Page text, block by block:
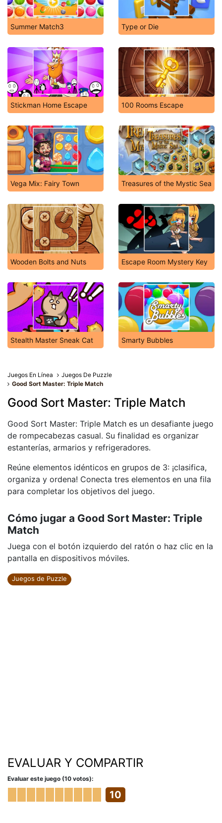
Summer Match3 Type or Die
Stickman Home Escape 100 Rooms Escape
Vega Mix: Fairy Town Treasures of the Mystic Sea
Wooden Bolts and Nuts Escape Room Mystery Key
Stealth Master Sneak Cat Smarty Bubbles
Juegos En Línea
Juegos De Puzzle
Good Sort Master: Triple Match
Good Sort Master: Triple Match
Good Sort Master: Triple Match es un desafiante juego
de rompecabezas casual. Su finalidad es organizar
estanterías, armarios y refrigeradores.
Reúne elementos idénticos en grupos de 3: ¡clasifica,
organiza y ordena! Conecta tres elementos en una fila
para completar los objetivos del juego.
Cómo jugar a Good Sort Master: Triple
Match
Juega con el botón izquierdo del ratón o haz clic en la
pantalla en dispositivos móviles.
Juegos de Puzzle
EVALUAR Y COMPARTIR
Evaluar este juego (10 votos):
10